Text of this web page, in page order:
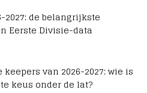
2027: de belangrijkste
Eerste Divisie-data
keepers van 2026-2027: wie is
keus onder de lat?